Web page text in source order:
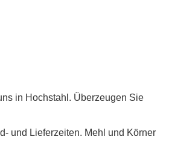
in Hochstahl. Überzeugen Sie
und Lieferzeiten. Mehl und Körner